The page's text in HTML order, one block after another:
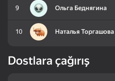
16+
9 Ольга Беднягина
10 Наталья Торгашова
Dostlara çağırış